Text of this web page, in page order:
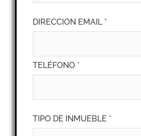
DIRECCION EMAIL *
TELÉFONO *
TIPO DE INMUEBLE *